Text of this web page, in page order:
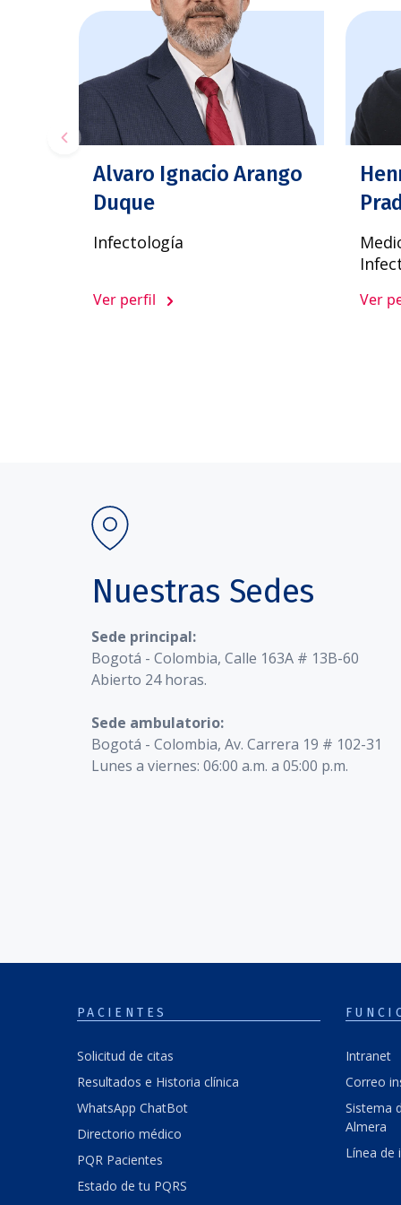
Alvaro Ignacio Arango
Duque
Infectología
Ver perfil Ver
Nuestras Sedes
Sede principal:
Bogotá - Colombia, Calle 163A # 13B-60
Abierto 24 horas.
Sede ambulatorio:
Bogotá - Colombia, Av. Carrera 19 # 102-31
Lunes a viernes: 06:00 a.m. a 05:00 p.m.
PACIENTES
Solicitud de citas
Resultados e Historia clínica
WhatsApp ChatBot
Directorio médico
PQR Pacientes
Estado de tu PQRS
Intranet
Correo
Sistema
Almera
Línea de